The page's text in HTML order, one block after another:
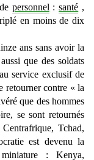
personnel : santé ,
en moins de dix
ans sans avoir la
que des soldats
service exclusif de
retourner contre « la
que des hommes
se sont retournés
Tchad,
est devenu la
: Kenya,